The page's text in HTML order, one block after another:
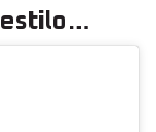
estilo…